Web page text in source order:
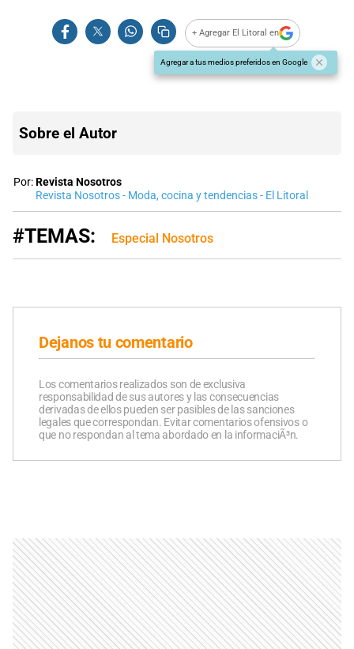
+ Agregar El Litoral en
Agregar a tus medios preferidos en Google
Sobre el Autor
Por:Revista Nosotros
Revista Nosotros - Moda, cocina y tendencias - El Litoral
#TEMAS: Especial Nosotros
Dejanos tu comentario
Los comentarios realizados son de exclusiva
responsabilidad de sus autores y las consecuencias
derivadas de ellos pueden ser pasibles de las sanciones
legales que correspondan. Evitar comentarios ofensivos o
que no respondan al tema abordado en la informaciÃ³n.